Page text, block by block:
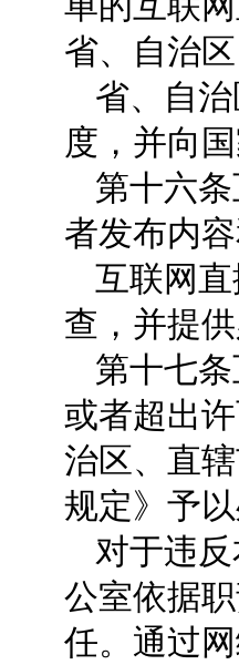
省、自治
省、自
度，并向
第十六
者发布内
互联网
查，并提
第十七
或者超出
治区、直
规定》予
对于违
公室依据
任。通过